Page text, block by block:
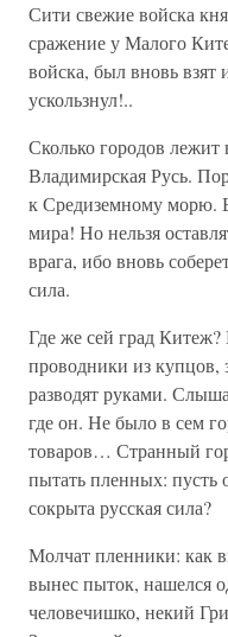
Сити свежие войска
сражение у Малого
войска, был вновь взят
ускользнул!..
Сколько городов
Владимирская Русь.
к Средиземному морю.
мира! Но нельзя
врага, ибо вновь
сила.
Где же сей град
проводники из купцов,
разводят руками.
где он. Не было в сем
товаров… Странный
пытать пленных:
сокрыта русская сила?
Молчат пленники: как
вынес пыток, нашелся
человечишко, некий